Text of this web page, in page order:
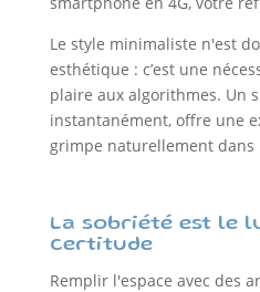
Le style minimaliste n'est
esthétique : c’est une
plaire aux algorithmes. Un
instantanément, offre une
grimpe naturellement dans
La sobriété est le
certitude
Remplir l'espace avec des